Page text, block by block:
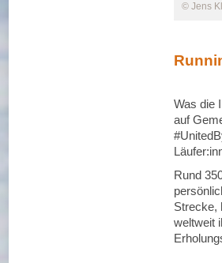
© Jens
Was die
auf
Rund
Strecke,
weltweit